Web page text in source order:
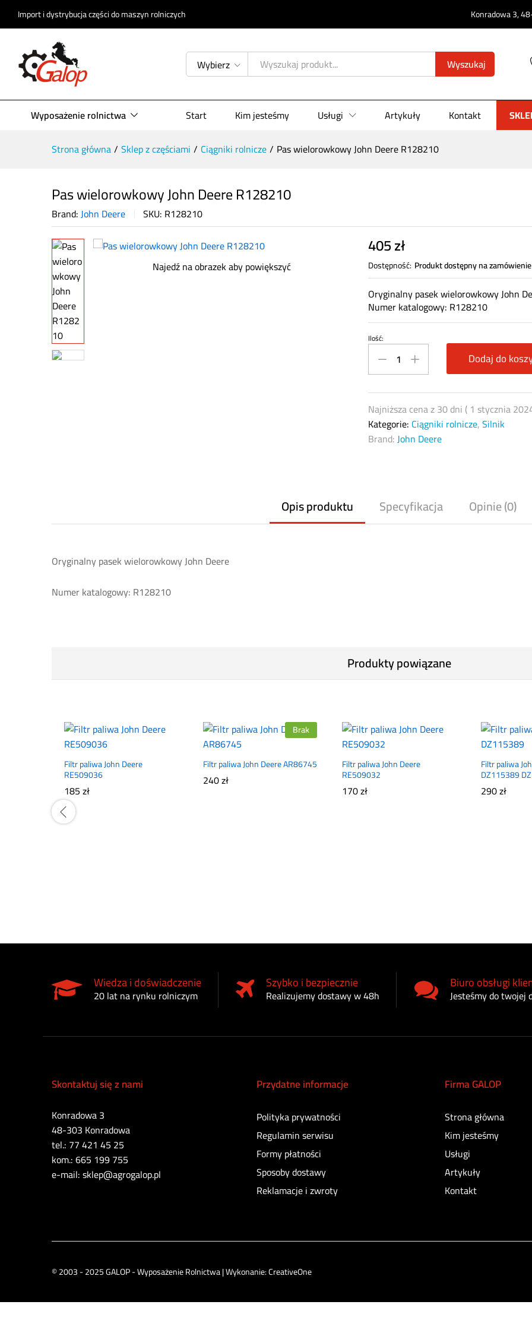
Import i dystrybucja części do maszyn rolniczych Konradowa 3,
Wybierz Wyszukaj
Wyposażenie rolnictwa Start Kim jesteśmy Usługi Artykuły Kontakt
Strona główna/ Sklep z częściami / Ciągniki rolnicze/ Pas wielorowkowy John Deere R128210
Pas wielorowkowy John Deere R128210
Brand:John Deere SKU: R128210
Najedź na obrazek aby powiększyć
405zł
Dostępność: Produkt dostępny na zamówienie
Oryginalny pasek wielorowkowy John
Numer katalogowy: R128210
Pas
wielorowkowy
John
quantity
Ilość:
Dodaj do
Najniższa cena z 30 dni ( 1 stycznia
Kategorie: Ciągniki rolnicze,Silnik
Brand:John Deere
Opis produktu Specyfikacja Opinie (0)
Oryginalny pasek wielorowkowy John Deere
Numer katalogowy: R128210
Produkty powiązane
Filtr paliwa John Deere
RE509036
185zł
Brak
Filtr paliwa John Deere AR86745
240zł
Filtr paliwa John Deere
RE509032
170zł
Filtr paliwa
DZ115389
290zł
Wiedza i doświadczenie
20 lat na rynku rolniczym
Szybko i bezpiecznie
Realizujemy dostawy w 48h
Biuro obsługi
Jesteśmy do twojej
Skontaktuj się z nami
Konradowa 3
48-303 Konradowa
tel.: 77 421 45 25
kom.: 665 199 755
e-mail: sklep@agrogalop.pl
Przydatne informacje
Polityka prywatności
Regulamin serwisu
Formy płatności
Sposoby dostawy
Reklamacje i zwroty
Firma GALOP
Strona główna
Kim jesteśmy
Usługi
Artykuły
Kontakt
© 2003 - 2025 GALOP - Wyposażenie Rolnictwa | Wykonanie:CreativeOne
Pas wielorowkowy John Deere R128210
Specyfikacja Opinie (0)